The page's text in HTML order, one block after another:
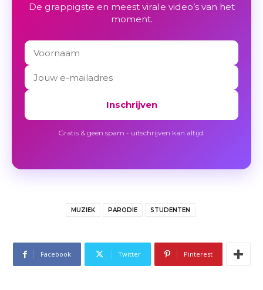
De grappigste en meest virale video’s van het
moment.
Inschrijven
Gratis & geen spam - uitschrijven kan altijd.
MUZIEK PARODIE STUDENTEN
Facebook Twitter Pinterest